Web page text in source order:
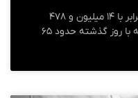
هر گرم طلای ۱۸ عیار امروز 4 دی‌ماه برابر با ۱۴ میلیون و ۴۷۸
هزار تومان قیمت خورد که در مقایسه با روز گذشته حدود ۶۵